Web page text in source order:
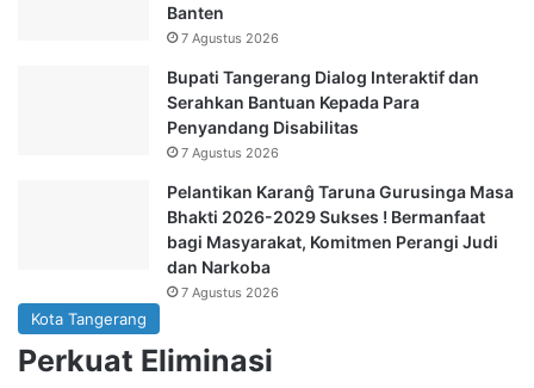
Banten
7 Agustus 2026
Bupati Tangerang Dialog Interaktif dan
Serahkan Bantuan Kepada Para
Penyandang Disabilitas
7 Agustus 2026
Pelantikan Karanĝ Taruna Gurusinga Masa
Bhakti 2026-2029 Sukses ! Bermanfaat
bagi Masyarakat, Komitmen Perangi Judi
dan Narkoba
7 Agustus 2026